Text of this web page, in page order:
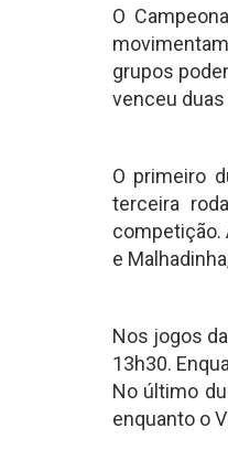
O
grupos
venceu
O primeiro
terceira
competição.
e
Nos jogos
13h30.
No último
enquanto o